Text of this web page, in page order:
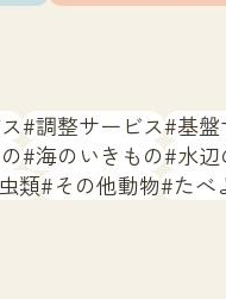
調整サービス 基
海のいきもの 水
類 その他動物 たべ